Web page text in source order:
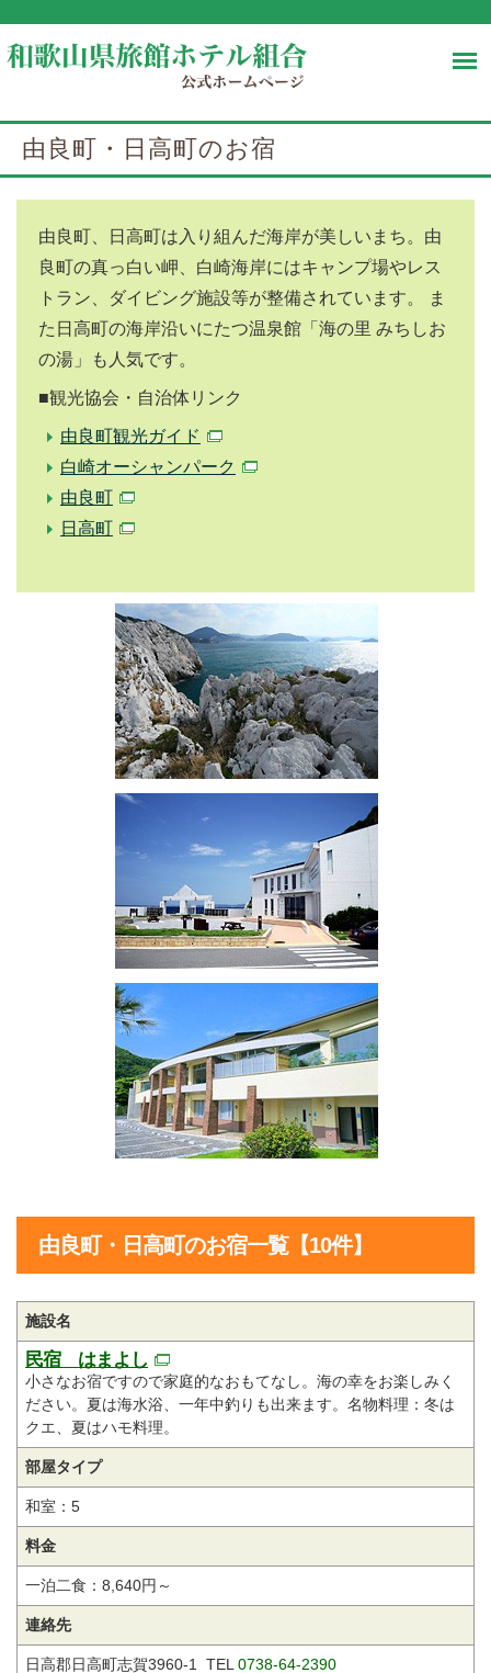
由良町・日高町のお宿
由良町、日高町は入り組んだ海岸が美しいまち。由
良町の真っ白い岬、白崎海岸にはキャンプ場やレス
トラン、ダイビング施設等が整備されています。 ま
た日高町の海岸沿いにたつ温泉館「海の里 みちしお
の湯」も人気です。
■観光協会・自治体リンク
由良町観光ガイド
白崎オーシャンパーク
由良町
日高町
由良町・日高町のお宿一覧【10件】
施設名
民宿 はまよし
小さなお宿ですので家庭的なおもてなし。海の幸をお楽しみく
ださい。夏は海水浴、一年中釣りも出来ます。名物料理：冬は
クエ、夏はハモ料理。
部屋タイプ
和室：5
料金
一泊二食：8,640円～
連絡先
日高郡日高町志賀3960-1 TEL 0738-64-2390